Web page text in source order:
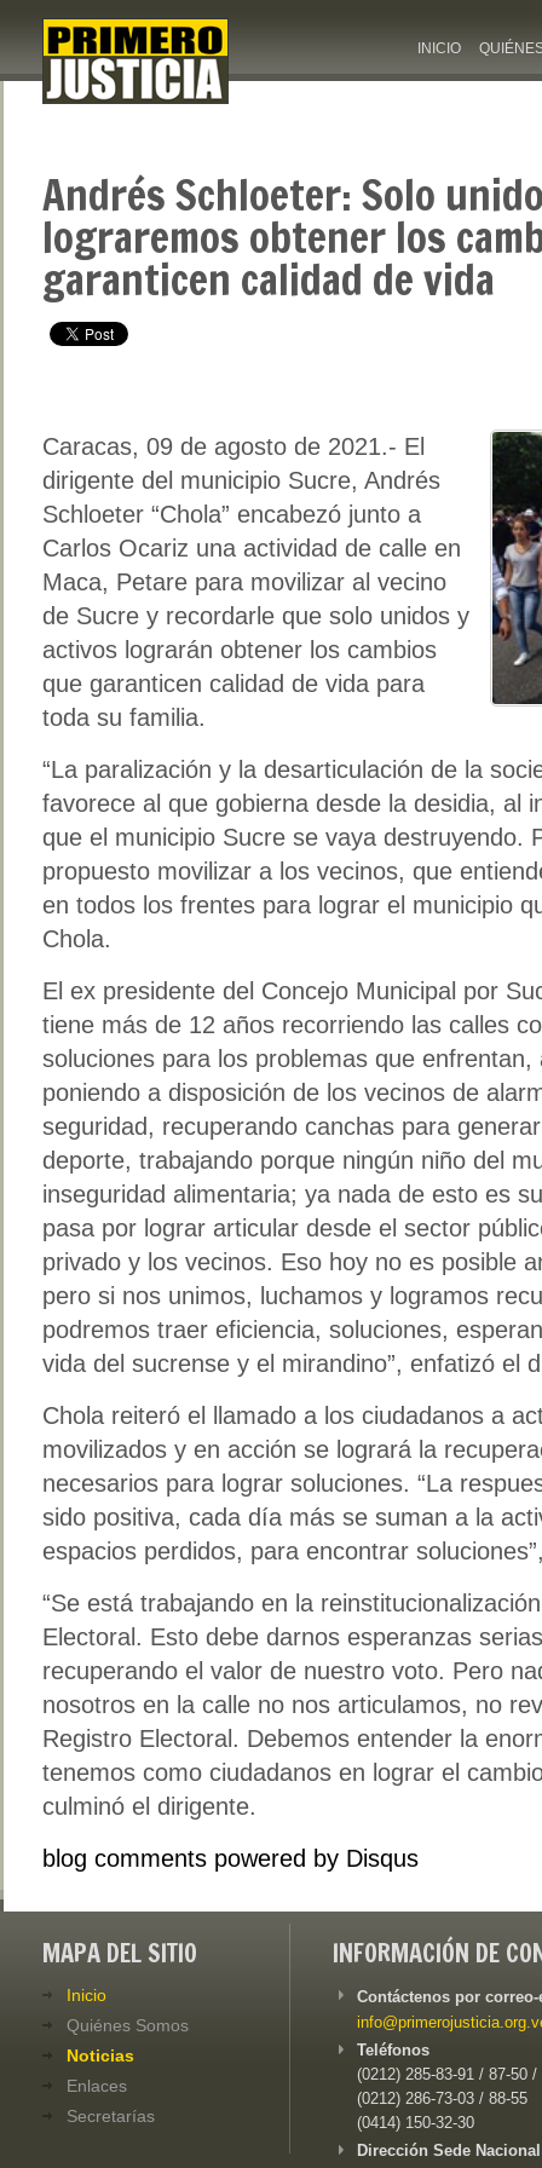
INICIO
Andrés Schloeter: Solo
lograremos obtener los
garanticen calidad de vida
Caracas, 09 de agosto de 2021.- El
dirigente del municipio Sucre, Andrés
Schloeter “Chola” encabezó junto a
Carlos Ocariz una actividad de calle en
Maca, Petare para movilizar al vecino
de Sucre y recordarle que solo unidos y
activos lograrán obtener los cambios
que garanticen calidad de vida para
toda su familia.
“La paralización y la desarticulación de la
favorece al que gobierna desde la desidia, al
que el municipio Sucre se vaya destruyendo.
propuesto movilizar a los vecinos, que
en todos los frentes para lograr el municipio
Chola.
El ex presidente del Concejo Municipal por
tiene más de 12 años recorriendo las calles
soluciones para los problemas que enfrentan,
poniendo a disposición de los vecinos de
seguridad, recuperando canchas para
deporte, trabajando porque ningún niño del
inseguridad alimentaria; ya nada de esto es
pasa por lograr articular desde el sector
privado y los vecinos. Eso hoy no es posible
pero si nos unimos, luchamos y logramos
podremos traer eficiencia, soluciones,
vida del sucrense y el mirandino”, enfatizó el
Chola reiteró el llamado a los ciudadanos a
movilizados y en acción se logrará la
necesarios para lograr soluciones. “La
sido positiva, cada día más se suman a la
espacios perdidos, para encontrar
“Se está trabajando en la
Electoral. Esto debe darnos esperanzas
recuperando el valor de nuestro voto. Pero
nosotros en la calle no nos articulamos, no
Registro Electoral. Debemos entender la
tenemos como ciudadanos en lograr el
culminó el dirigente.
blog comments powered by Disqus
MAPA DEL SITIO
Inicio
Quiénes Somos
Noticias
Enlaces
Secretarías
INFORMACIÓN DE
Contáctenos por
Teléfonos
(0212) 285-83-91 / 87-50 /
(0212) 286-73-03 / 88-55
(0414) 150-32-30
Dirección Sede